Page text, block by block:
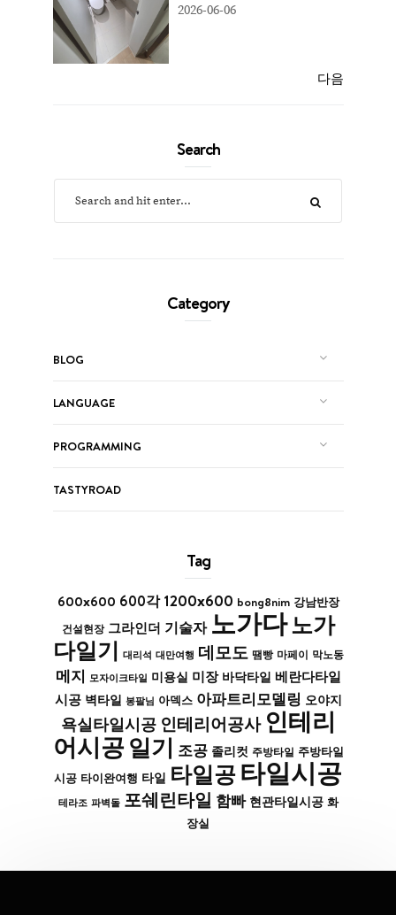
2026-06-06
다음
Search
Category
BLOG
LANGUAGE
PROGRAMMING
TASTYROAD
Tag
600x600 600각 1200x600 bong8nim 강남반장
건설현장 그라인더 기술자 노가다노가
다일기 대리석 대만여행 데모도 땜빵 마페이 막노동
메지 모자이크타일 미용실 미장 바닥타일 베란다타일
시공 벽타일 봉팔님 아덱스 아파트리모델링 오야지
욕실타일시공 인테리어공사 인테리
어시공 일기 조공 졸리컷 주방타일 주방타일
시공 타이완여행 타일 타일공타일시공
테라조 파벽돌 포쉐린타일 함빠 현관타일시공 화
장실